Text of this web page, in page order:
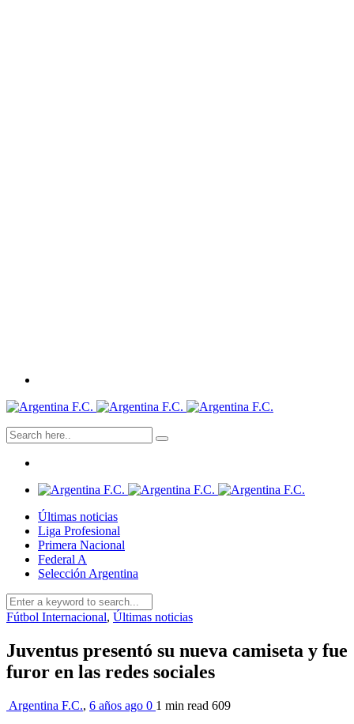
Últimas noticias
Liga Profesional
Primera Nacional
Federal A
Selección Argentina
Fútbol Internacional, Últimas noticias
Juventus presentó su nueva camiseta y fue
furor en las redes sociales
Argentina F.C., 6 años ago 0 1 min read 609